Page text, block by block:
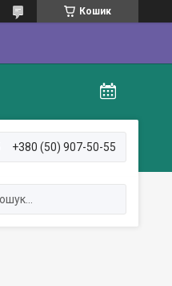
Кошик
+380 (50) 907-50-55